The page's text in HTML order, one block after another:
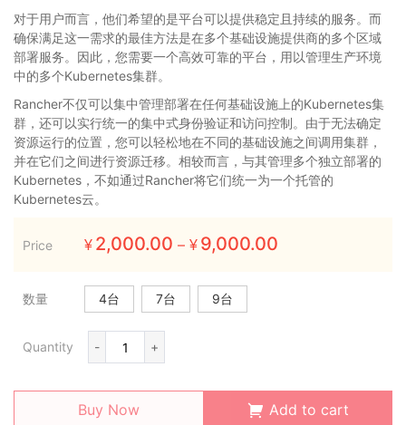
对于用户而言，他们希望的是平台可以提供稳定且持续的服务。而
确保满足这一需求的最佳方法是在多个基础设施提供商的多个区域
部署服务。因此，您需要一个高效可靠的平台，用以管理生产环境
中的多个Kubernetes集群。
Rancher不仅可以集中管理部署在任何基础设施上的Kubernetes集
群，还可以实行统一的集中式身份验证和访问控制。由于无法确定
资源运行的位置，您可以轻松地在不同的基础设施之间调用集群，
并在它们之间进行资源迁移。相较而言，与其管理多个独立部署的
Kubernetes，不如通过Rancher将它们统一为一个托管的
Kubernetes云。
Price ¥ 2,000.00 – ¥ 9,000.00
数量 4台 7台 9台
Quantity - +
Buy Now Add to cart